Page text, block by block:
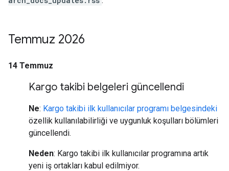
Temmuz 2026
14 Temmuz
Kargo takibi belgeleri güncellendi
Ne: Kargo takibi ilk kullanıcılar programı belgesindeki
özellik kullanılabilirliği ve uygunluk koşulları bölümleri
güncellendi.
Neden: Kargo takibi ilk kullanıcılar programına artık
yeni iş ortakları kabul edilmiyor.